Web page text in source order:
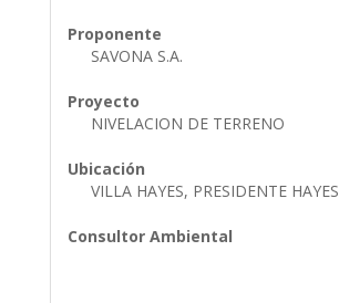
Proponente
SAVONA S.A.
Proyecto
NIVELACION DE TERRENO
Ubicación
VILLA HAYES, PRESIDENTE HAYES
Consultor Ambiental